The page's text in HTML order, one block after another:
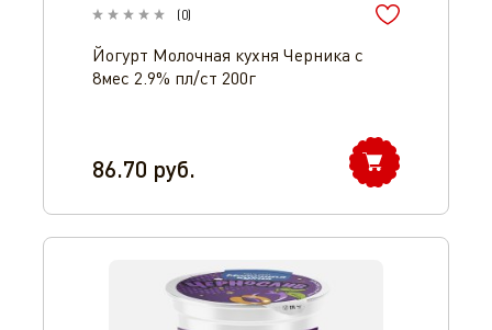
(0)
Йогурт Молочная кухня Черника с
8мес 2.9% пл/ст 200г
86.70 руб.